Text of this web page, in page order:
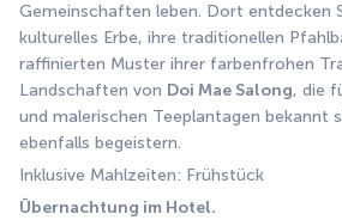
Gemeinschaften leben. Dort entdecken
kulturelles Erbe, ihre traditionellen
raffinierten Muster ihrer farbenfrohen
Landschaften von Doi Mae Salong, die
und malerischen Teeplantagen bekannt
ebenfalls begeistern.
Inklusive Mahlzeiten: Frühstück
Übernachtung im Hotel.